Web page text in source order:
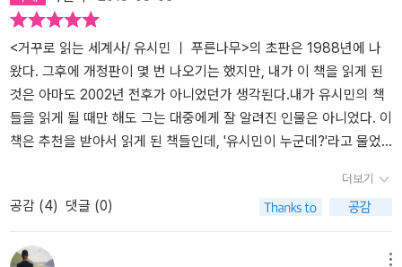
도 같은 자신에게 고백하는 자신에게 보내는 진술서 <<이 분이 또 진
술서 하나는 소설처럼 써내는 유명한 경력의 필력을 가졌다.>> 내지,
자기 고백서 한 권을 마주하는 기분이 들었다. 대게가 보통 이런 글은
어떤 학문적인 이론이나 논문처럼 굳어진 문장체가 아닌 것이 일반적
이라서 이번 책은 에세이 성격의 문장과 형식으로 자신으로 그간의
과정에 대한 소회와 그리고 앞으로 남겨진 삶에 대한 방향성을 지향
결국 어떤 과정을 자기 주체적으로 거치며 죽음을 맞이할 것인가에
집중한다. 결국 우리 모두 마지막을 부인할 수 없다면 의연하고 담담
해지기를 권하며 오늘, 지금, 이 순간에 포커스를 맞추어야 할 것이라
고 이야기를 이어 나간다. 정치인으로서 그동안의 영광과 실패와 좌
찾아 답해야 한다. 카뮈는 '세상과 삶 그 자체가 부조리라고' 말했다.
자살은 이 부조리를 체념하고 받아들이는 것이다. 따라서 살아가려면
이 부조리에 맞서 저항해야 한다. '지금 이 순간, 자유로운 존재로서
있는 힘을 다해' 살아야 한다. 삶의 의미를 아는 자만이 상처를 견딜
수 있고 스스로를 치유할 수 있다. 하지만, 그 의미를 찾지 못한 이들
은 작은 불운에도 쓰러지고 만다. 상처받지 않는 삶은 없다. 누구나 아
는 내면의 힘을 길러야 한다. 그런 사람이라야 타인의 고통을 위로할
수 있다.위로는 좋은 일이다. 상처를 아물게 하고 아픔을 덜어준다. 아
프고 지친 사람이 많아서 그런지, 요즘은 책도 신문 방송도 모두 '힐
링'이 대세다. 그런데 나는 그런 말을 잘 하지 않는다. 어떤 이야기가
으로 암살되었다. 원래 경제학도였으나 이상하게 문학과 철학 그리고
역사까지 글을 적는 유시민의 입장에서 보면, 항상 역사라는 것은 뭔
가 실패와 좌절로 이루어진 것이라고 본다.개인적으로 프랑스혁명
과 러시아혁명에 관심을 기울이기에 <어떻게 살 것인가>에서도 당통
이 프랑스혁명을 주도하였는데, 결국 같은 동지였던 로베스피에르에
게 죽임을 당하고, 그 로베스피에르 역시 같은 혁명가 손에 죽는다. 트
패배와 함께 남미 대륙에서 암살당한다. 우리가 보는 세계역사는 성
공보단 그 성공 뒤에 보이는 패배와 좌절의 쓴맛을 보고, 더 큰 고통으
로 이어진다. 그런 세계의 역사와 우리 한국의 근현대사에서 어떻게
살 것인가라고 말하는 것은 상당히 어렵다.
위에 3남자는 2009년 서
쳐내려고 노력했다고 하지만, 이게 검열이 아니라면, 어휴.. 얼마나 고
지식한 사람인가 싶기도 하고 ) 마냥 좋기만 하다면, 그게 이상한거
지. 저자와 투닥거리며 책을 읽어나가고, 마지막 장을 덮으며, 크게
느낀바가 있다면 그건 성공한 독서라고 생각한다. 처음과 마지막의
여운이 가장 길다. (그래서, 중간이야 어떻든 만족스러운 느낌이 드는
걸지도 모르겠지만;) 진심을 드러내는 글이라고 생각한다. 읽기전이
도 이렇게 계속 내 주었으면 좋겠다. 에필로그까지 읽고 나서, 나의
장례식을 계획하고 싶다고 생각한다. 사람 일이란 어떻게 될지 모르
는거지만, 잘 죽기 위해 잘 준비하고 싶다고 생각한다.
<거꾸로 읽는 세계사/ 유시민 ㅣ 푸른나무>의 초판은 1988년에 나
왔다. 그후에 개정판이 몇 번 나오기는 했지만, 내가 이 책을 읽게 된
것은 아마도 2002년 전후가 아니었던가 생각된다.내가 유시민의 책
들을 읽게 될 때만 해도 그는 대중에게 잘 알려진 인물은 아니었다. 이
책은 추천을 받아서 읽게 된 책들인데, '유시민이 누군데?'라고 물었
어'라는 답변을 들었기 때문이다.그후에 유시민을 TV토론에서 보게
되고, 곧 그는 정치계에 입문하게 된다. 16대, 17대 국회의원과 보건
복지부 장관을 역임한 그를 일컬어 '노무현의 남자'라고도 한다.<유시
민의 경제학 카페/ 유시민 ㅣ 돌베개ㅣ 2002>, <청춘의 독서/ 유시민
더보기
공감 (4) 댓글 (0)